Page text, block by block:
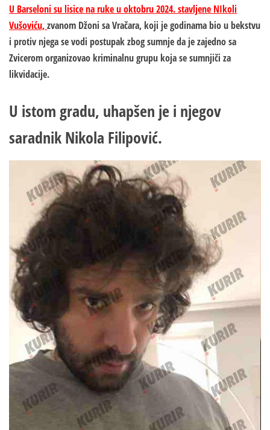
U Barseloni su lisice na ruke u oktobru 2024. stavljene NIkoli
Vušoviću,zvanom Džoni sa Vračara, koji je godinama bio u bekstvu
i protiv njega se vodi postupak zbog sumnje da je zajedno sa
Zvicerom organizovao kriminalnu grupu koja se sumnjiči za
likvidacije.
U istom gradu, uhapšen je i njegov
saradnik Nikola Filipović.